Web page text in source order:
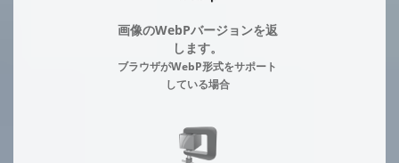
画像のWebPバージョンを返
します。
ブラウザがWebP形式をサポート
している場合